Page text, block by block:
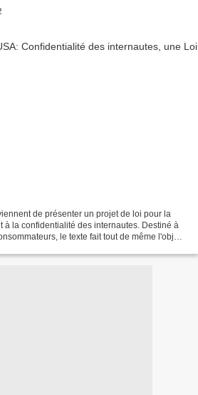
de présenter un projet de loi pour la
à la confidentialité des internautes. Destiné à
le texte fait tout de même l'objet